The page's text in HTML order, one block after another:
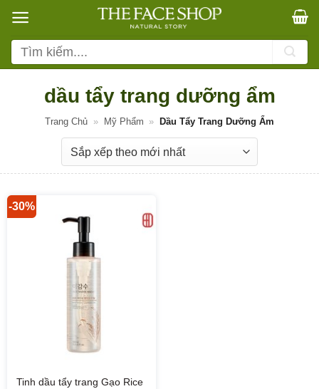
qua
nội
dung
Tìm
kiếm:
dầu tẩy trang dưỡng ẩm
Trang Chủ » Mỹ Phẩm » Dầu Tẩy Trang Dưỡng Ẩm
-30%
Tinh dầu tẩy trang Gạo Rice